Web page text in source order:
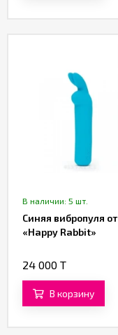
В наличии: 5 шт.
Синяя вибропуля от
«Happy Rabbit»
24 000 T
В корзину